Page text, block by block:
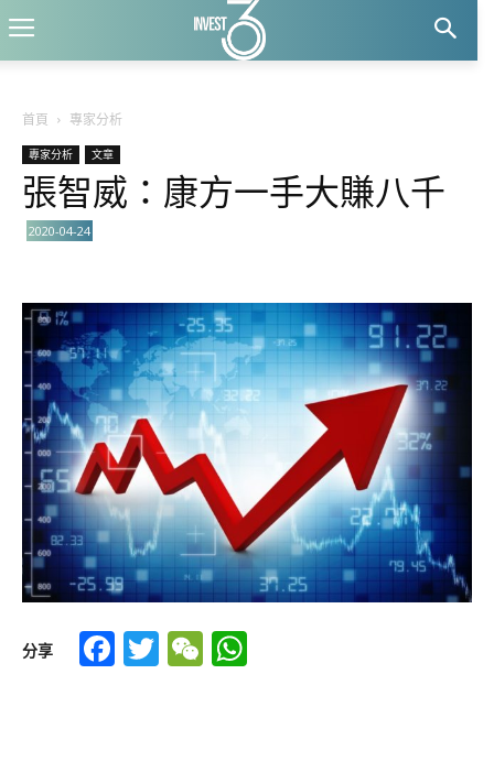
首頁 專家分析
專家分析 文章
張智威：康方一手大賺八千
2020-04-24
分享 Facebook
TwitterWeChat